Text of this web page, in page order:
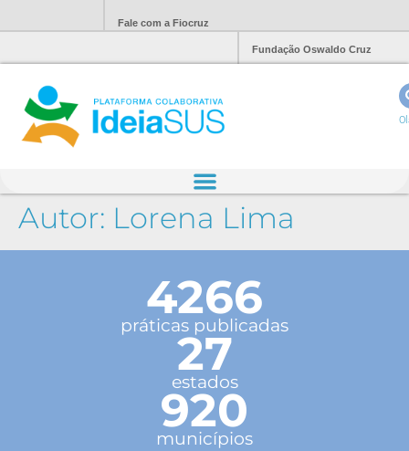
Fale com a Fiocruz
Fundação Oswaldo Cruz
Autor: Lorena Lima
4266
práticas publicadas
27
estados
920
municípios